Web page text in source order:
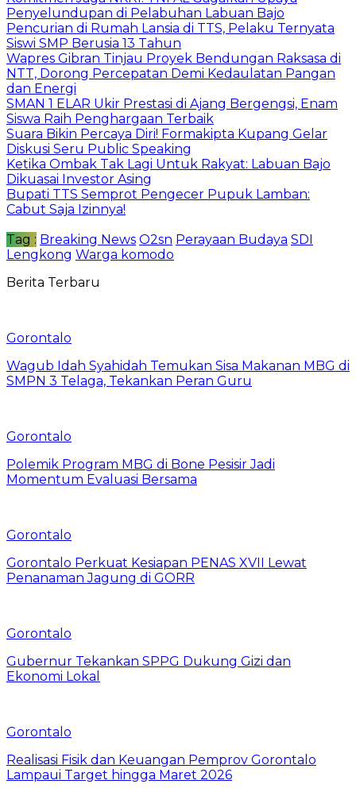
Penyelundupan di Pelabuhan Labuan Bajo
Pencurian di Rumah Lansia di TTS, Pelaku Ternyata
Siswi SMP Berusia 13 Tahun
Wapres Gibran Tinjau Proyek Bendungan Raksasa di
NTT, Dorong Percepatan Demi Kedaulatan Pangan
dan Energi
SMAN 1 ELAR Ukir Prestasi di Ajang Bergengsi, Enam
Siswa Raih Penghargaan Terbaik
Suara Bikin Percaya Diri! Formakipta Kupang Gelar
Diskusi Seru Public Speaking
Ketika Ombak Tak Lagi Untuk Rakyat: Labuan Bajo
Dikuasai Investor Asing
Bupati TTS Semprot Pengecer Pupuk Lamban:
Cabut Saja Izinnya!
Tag : Breaking News O2sn Perayaan Budaya SDI
Lengkong Warga komodo
Berita Terbaru
Gorontalo
Wagub Idah Syahidah Temukan Sisa Makanan MBG di
SMPN 3 Telaga, Tekankan Peran Guru
Gorontalo
Polemik Program MBG di Bone Pesisir Jadi
Momentum Evaluasi Bersama
Gorontalo
Gorontalo Perkuat Kesiapan PENAS XVII Lewat
Penanaman Jagung di GORR
Gorontalo
Gubernur Tekankan SPPG Dukung Gizi dan
Ekonomi Lokal
Gorontalo
Realisasi Fisik dan Keuangan Pemprov Gorontalo
Lampaui Target hingga Maret 2026